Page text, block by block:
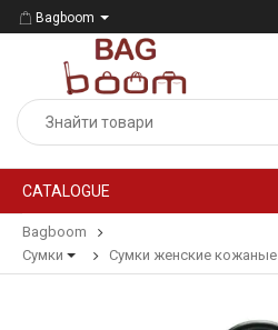
Bagboom
CATALOGUE
Bagboom
Сумки
Сумки женские кожаные